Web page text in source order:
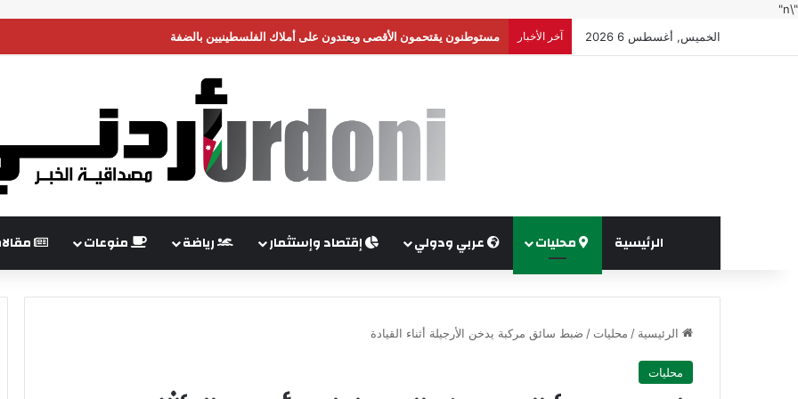
"\n"
الخميس, أغسطس 6 2026
آخر الأخبار مستوطنون يقتحمون الأقصى ويعتدون على أملاك الفلسطينيين بالضفة
الرئيسية محليات عربي ودولي إقتصاد وإستثمار رياضة منوعات
الرئيسية / محليات / ضبط سائق مركبة يدخن الأرجيلة أثناء القيادة
محليات